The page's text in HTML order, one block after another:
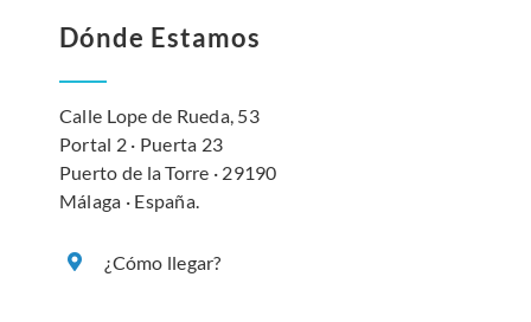
Dónde Estamos
Calle Lope de Rueda, 53
Portal 2 · Puerta 23
Puerto de la Torre · 29190
Málaga · España.
¿Cómo llegar?